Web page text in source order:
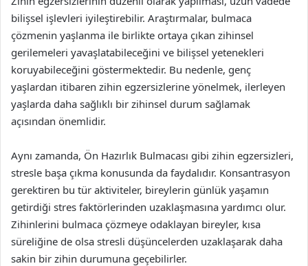
bilişsel işlevleri iyileştirebilir. Araştırmalar, bulmaca
çözmenin yaşlanma ile birlikte ortaya çıkan zihinsel
gerilemeleri yavaşlatabileceğini ve bilişsel yetenekleri
koruyabileceğini göstermektedir. Bu nedenle, genç
yaşlardan itibaren zihin egzersizlerine yönelmek, ilerleyen
yaşlarda daha sağlıklı bir zihinsel durum sağlamak
açısından önemlidir.
Aynı zamanda, Ön Hazırlık Bulmacası gibi zihin egzersizleri,
stresle başa çıkma konusunda da faydalıdır. Konsantrasyon
gerektiren bu tür aktiviteler, bireylerin günlük yaşamın
getirdiği stres faktörlerinden uzaklaşmasına yardımcı olur.
Zihinlerini bulmaca çözmeye odaklayan bireyler, kısa
süreliğine de olsa stresli düşüncelerden uzaklaşarak daha
sakin bir zihin durumuna geçebilirler.